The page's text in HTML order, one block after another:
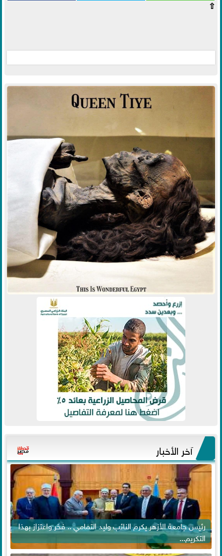
⇧
آخر الأخبار
رئيس جامعة الأزهر يكرم النائب وليد التمامي .. فخر واعتزاز بهذا
التكريم...